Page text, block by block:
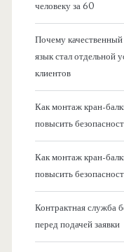
человеку за 60
Почему качественный
язык стал отдельной
клиентов
Как монтаж кран-
повысить
Как монтаж кран-
повысить
Контрактная служба
перед подачей заявки